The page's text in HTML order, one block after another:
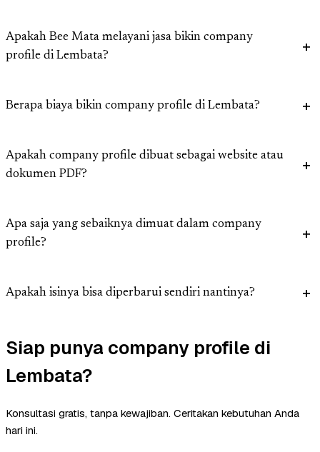
Apakah Bee Mata melayani jasa bikin company
profile di Lembata?
Berapa biaya bikin company profile di Lembata?
Apakah company profile dibuat sebagai website atau
dokumen PDF?
Apa saja yang sebaiknya dimuat dalam company
profile?
Apakah isinya bisa diperbarui sendiri nantinya?
Siap punya company profile di
Lembata?
Konsultasi gratis, tanpa kewajiban. Ceritakan kebutuhan Anda
hari ini.